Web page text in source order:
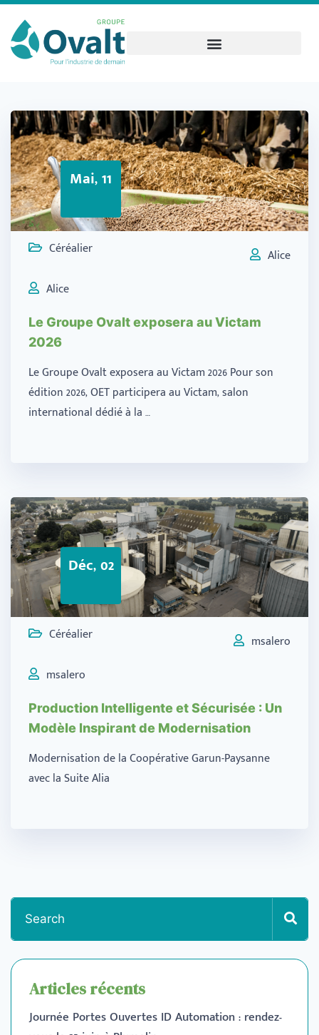
Mai, 11
Céréalier
Alice
Alice
Le Groupe Ovalt exposera au Victam
2026
Le Groupe Ovalt exposera au Victam 2026 Pour son
édition 2026, OET participera au Victam, salon
international dédié à la …
Déc, 02
Céréalier
msalero
msalero
Production Intelligente et Sécurisée : Un
Modèle Inspirant de Modernisation​
Modernisation de la Coopérative Garun-Paysanne
avec la Suite Alia
Articles récents
Journée Portes Ouvertes ID Automation : rendez-